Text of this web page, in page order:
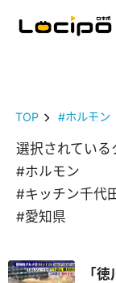
TOP #ホルモン
選択されている
#ホルモン
#キッチン千代
#愛知県
「